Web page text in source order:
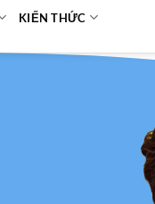
KIẾN THỨC